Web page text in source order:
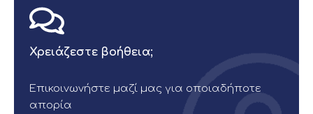
Χρειάζεστε βοήθεια;
Επικοινωνήστε μαζί μας για οποιαδήποτε
απορία